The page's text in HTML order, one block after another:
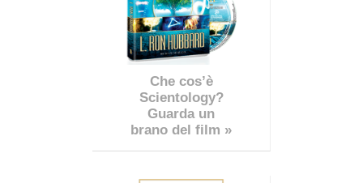
Che cos’è
Scientology?
Guarda un
brano del film »